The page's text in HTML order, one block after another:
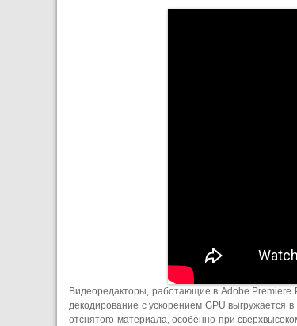
Видеоредакторы, работающие в Adobe Premiere
декодирование с ускорением GPU выгружается
отснятого материала, особенно при